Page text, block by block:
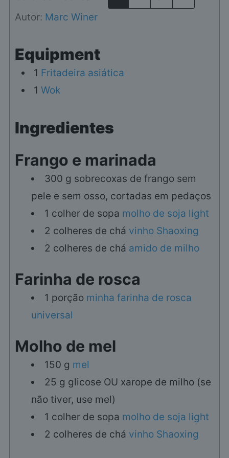
Autor: Marc Winer
Equipment
1 Fritadeira asiática
1 Wok
Ingredientes
Frango e marinada
300 g sobrecoxas de frango sem
pele e sem osso, cortadas em pedaços
1 colher de sopa molho de soja light
2 colheres de chá vinho Shaoxing
2 colheres de chá amido de milho
Farinha de rosca
1 porção minha farinha de rosca
universal
Molho de mel
150 g mel
25 g glicose OU xarope de milho (se
não tiver, use mel)
1 colher de sopa molho de soja light
2 colheres de chá vinho Shaoxing